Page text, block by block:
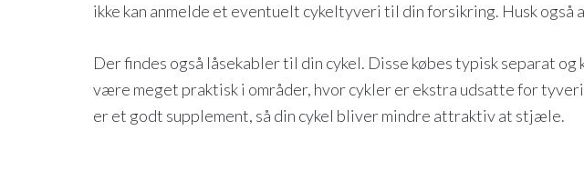
ikke kan anmelde et eventuelt cykeltyveri til din forsikring. Husk
Der findes også låsekabler til din cykel. Disse købes typisk separat
være meget praktisk i områder, hvor cykler er ekstra udsatte for
er et godt supplement, så din cykel bliver mindre attraktiv at stjæle.